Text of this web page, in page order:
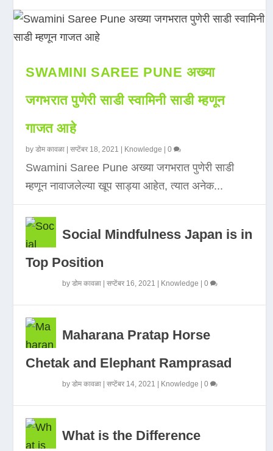
SWAMINI SAREE PUNE अख्या
जगभरात पुणेरी साडी स्वामिनी साडी म्हणून
गाजत आहे
byडोम कावळा |सप्टेंबर 18, 2021 Knowledge |0
Swamini Saree Pune अख्या जगभरात पुणेरी साडी
म्हणून नावाजलेल्या खूप साड्या आहेत, त्यात अनेक...
Social Mindfulness Japan is in
Top Position
byडोम कावळा |सप्टेंबर 16, 2021 Knowledge |0
Maharana Pratap Horse
Chetak and Elephant Ramprasad
byडोम कावळा |सप्टेंबर 14, 2021 Knowledge |0
What is the Difference